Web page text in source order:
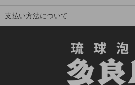
支払い方法について